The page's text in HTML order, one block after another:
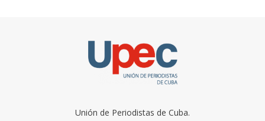
Unión de Periodistas de Cuba.